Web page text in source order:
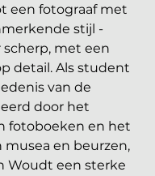
een fotograaf met
stijl -
scherp, met een
detail. Als student
van de
door het
fotoboeken en het
musea en beurzen,
Woudt een sterke